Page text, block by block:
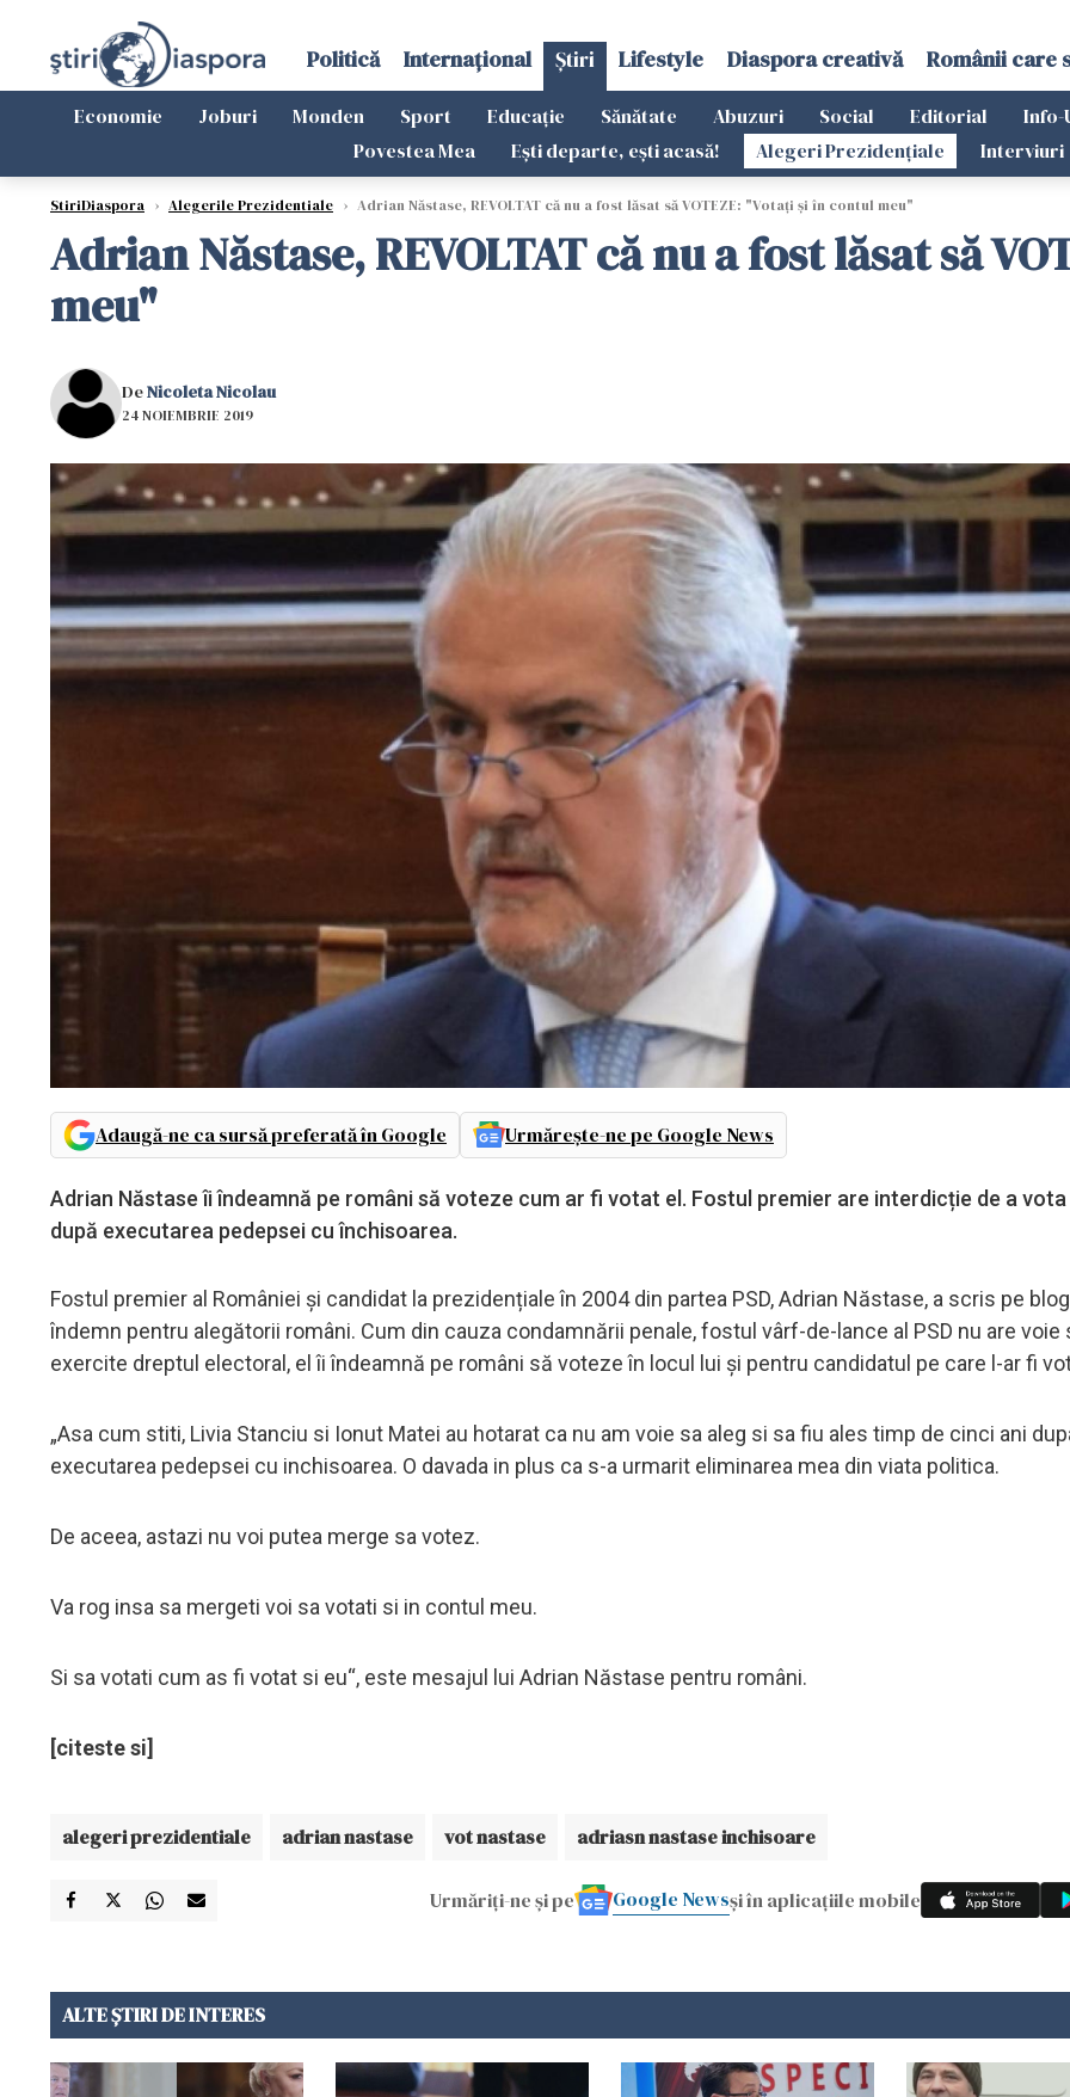
Politică Internațional Știri Lifestyle Diaspora creativă Românii care
Economie Joburi Monden Sport Educație Sănătate Abuzuri Social Editorial Info-
Povestea Mea
Ești departe, ești acasă! Alegeri Prezidențiale Interviuri
StiriDiaspora › Alegerile Prezidentiale › Adrian Năstase, REVOLTAT că nu a fost lăsat să VOTEZE: "Votați și în contul meu"
Adrian Năstase, REVOLTAT că nu a fost lăsat să
meu"
DeNicoleta Nicolau
24 NOIEMBRIE 2019
Adaugă-ne ca sursă preferată în Google Urmărește-ne pe Google News
Adrian Năstase îi îndeamnă pe români să voteze cum ar fi votat el. Fostul premier are interdicție de a vota
după executarea pedepsei cu închisoarea.
Fostul premier al României și candidat la prezidențiale în 2004 din partea PSD, Adrian Năstase, a scris pe
îndemn pentru alegătorii români. Cum din cauza condamnării penale, fostul vârf-de-lance al PSD nu are voie
exercite dreptul electoral, el îi îndeamnă pe români să voteze în locul lui și pentru candidatul pe care l-ar fi
„Asa cum stiti, Livia Stanciu si Ionut Matei au hotarat ca nu am voie sa aleg si sa fiu ales timp de cinci ani
executarea pedepsei cu inchisoarea. O davada in plus ca s-a urmarit eliminarea mea din viata politica.
De aceea, astazi nu voi putea merge sa votez.
Va rog insa sa mergeti voi sa votati si in contul meu.
Si sa votati cum as fi votat si eu“, este mesajul lui Adrian Năstase pentru români.
[citeste si]
alegeri prezidentiale adrian nastase vot nastase adriasn nastase inchisoare
Urmăriți-ne și pe Google Newsși în aplicațiile mobile
ALTE ȘTIRI DE INTERES